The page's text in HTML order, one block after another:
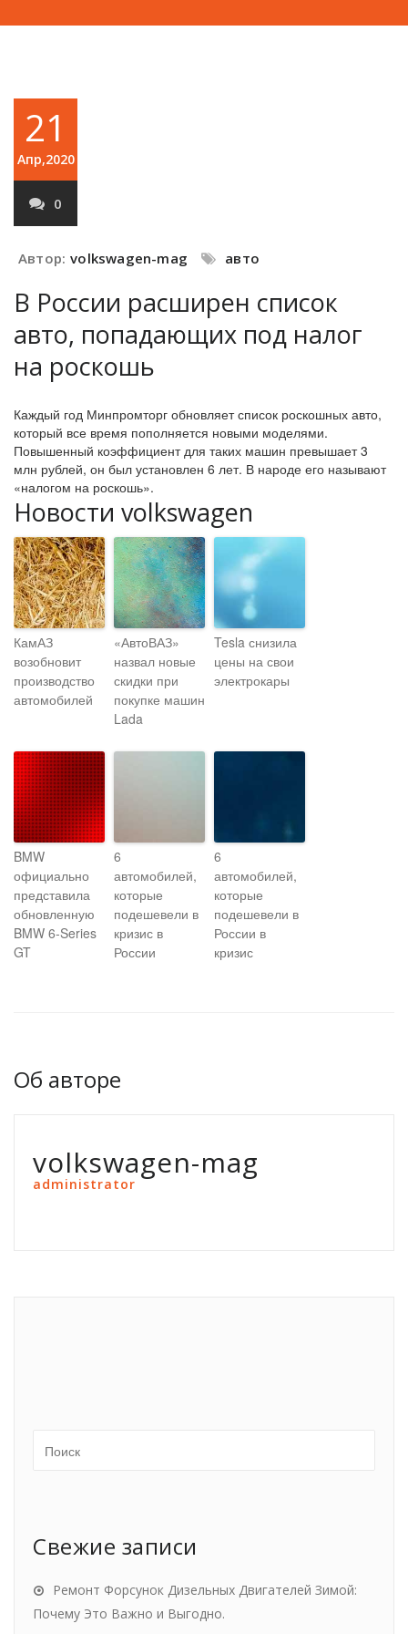
21
Апр,2020
0
Автор: volkswagen-mag авто
В России расширен список
авто, попадающих под налог
на роскошь
Каждый год Минпромторг обновляет список роскошных авто,
который все время пополняется новыми моделями.
Повышенный коэффициент для таких машин превышает 3
млн рублей, он был установлен 6 лет. В народе его называют
«налогом на роскошь».
Новости volkswagen
КамАЗ
возобновит
производство
автомобилей
«АвтоВАЗ»
назвал новые
скидки при
покупке машин
Lada
Tesla снизила
цены на свои
электрокары
BMW
официально
представила
обновленную
BMW 6-Series
GT
6
автомобилей,
которые
подешевели в
кризис в
России
6
автомобилей,
которые
подешевели в
России в
кризис
Об авторе
volkswagen-mag
administrator
Свежие записи
Ремонт Форсунок Дизельных Двигателей Зимой:
Почему Это Важно и Выгодно.